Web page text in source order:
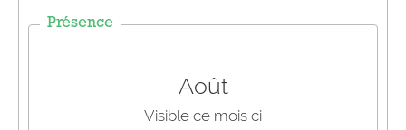
Présence
Août
Visible ce mois ci